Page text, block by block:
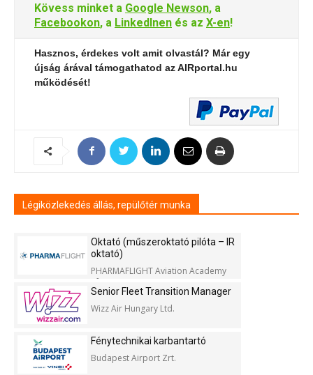
Kövess minket a Google Newson, a
Facebookon, a LinkedInen és az X-en!
Hasznos, érdekes volt amit olvastál? Már egy
újság árával támogathatod az AIRportal.hu
működését!
Légiközlekedés állás, repülőtér munka
Oktató (műszeroktató pilóta – IR
oktató)
PHARMAFLIGHT Aviation Academy
Kft.
Senior Fleet Transition Manager
Wizz Air Hungary Ltd.
Fénytechnikai karbantartó
Budapest Airport Zrt.